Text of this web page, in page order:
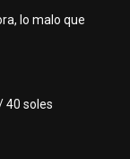
lo malo que
40 soles